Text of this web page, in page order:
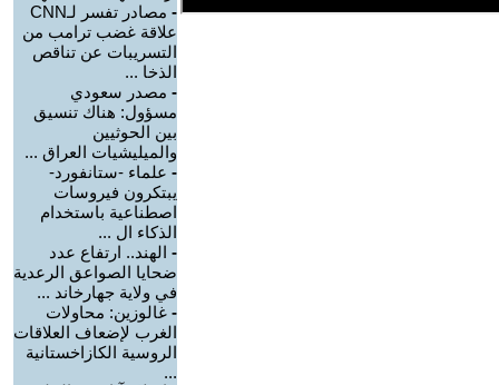
-
مصادر تفسر لـCNN
علاقة غضب ترامب من
التسريبات عن تناقص
الذخا ...
- مصدر سعودي
مسؤول: هناك تنسيق
بين الحوثيين
والميليشيات العراق ...
- علماء -ستانفورد-
يبتكرون فيروسات
اصطناعية باستخدام
الذكاء ال ...
- الهند.. ارتفاع عدد
ضحايا الصواعق الرعدية
في ولاية جهارخاند ...
- غالوزين: محاولات
الغرب لإضعاف العلاقات
الروسية الكازاخستانية
...